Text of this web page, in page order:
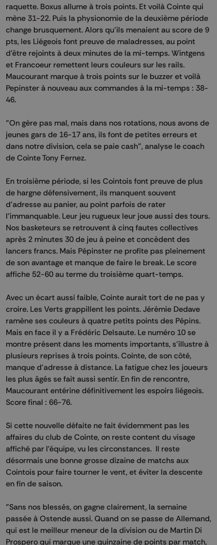
raquette. Boxus allume à trois points. Et voilà Cointe qui
mène 31-22. Puis la physionomie de la deuxième période
change brusquement. Alors qu'ils menaient au score de 9
pts, les Liégeois font preuve de maladresses, au point
d'être rejoints à deux minutes de la mi-temps. Wintgens
et Francoeur remettent leurs couleurs sur les rails.
Maucourant marque à trois points sur le buzzer et voilà
Pepinster à nouveau aux commandes à la mi-temps : 38-
46.
"On gère pas mal, mais dans nos rotations, nous avons de
jeunes gars de 16-17 ans, ils font de petites erreurs et
dans notre division, cela se paie cash", analyse le coach
de Cointe Tony Fernez.
En troisième période, si les Cointois font preuve de plus
de hargne défensivement, ils manquent souvent
d'adresse au panier, au point parfois de rater
l'immanquable. Leur jeu rugueux leur joue aussi des tours.
Nos basketeurs se retrouvent à cinq fautes collectives
après 2 minutes 30 de jeu à peine et concèdent des
lancers francs. Mais Pépinster ne profite pas pleinement
de son avantage et manque de faire le break. Le score
affiche 52-60 au terme du troisième quart-temps.
Avec un écart aussi faible, Cointe aurait tort de ne pas y
croire. Les Verts grappillent les points. Jérémie Dedave
ramène ses couleurs à quatre petits points des Pépins.
Mais en face il y a Frédéric Delsaute. Le numéro 10 se
montre présent dans les moments importants, s'illustre à
plusieurs reprises à trois points. Cointe, de son côté,
manque d'adresse à distance. La fatigue chez les joueurs
les plus âgés se fait aussi sentir. En fin de rencontre,
Maucourant entérine définitivement les espoirs liégeois.
Score final : 66-76.
Si cette nouvelle défaite ne fait évidemment pas les
affaires du club de Cointe, on reste content du visage
affiché par l'équipe, vu les circonstances. Il reste
désormais une bonne grosse dizaine de matchs aux
Cointois pour faire tourner le vent, et éviter la descente
en fin de saison.
"Sans nos blessés, on gagne clairement, la semaine
passée à Ostende aussi. Quand on se passe de Allemand,
qui est le meilleur meneur de la division ou de Martin Di
Prospero qui marque une quinzaine de points par match,